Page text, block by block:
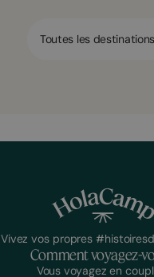
Toutes les
Vivez vos propres
Comment voyagez-
Vous voyagez en